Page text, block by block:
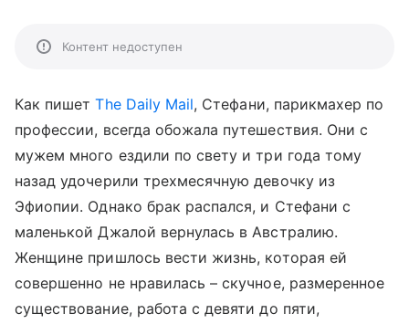
Контент недоступен
Как пишетThe Daily Mail, Стефани, парикмахер по
профессии, всегда обожала путешествия. Они с
мужем много ездили по свету и три года тому
назад удочерили трехмесячную девочку из
Эфиопии. Однако брак распался, и Стефани с
маленькой Джалой вернулась в Австралию.
Женщине пришлось вести жизнь, которая ей
совершенно не нравилась – скучное, размеренное
существование, работа с девяти до пяти,